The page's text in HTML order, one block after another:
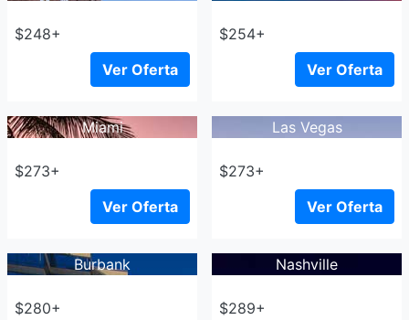
$248+
Ver Oferta
$254+
Ver Oferta
Miami
$273+
Ver Oferta
Las Vegas
$273+
Ver Oferta
Burbank
$280+
Nashville
$289+